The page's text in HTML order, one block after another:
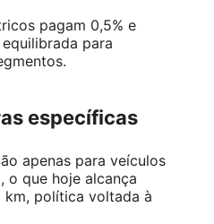
pagam 0,5% e
para
específicas
apenas para veículos
o que hoje alcança
km, política voltada à